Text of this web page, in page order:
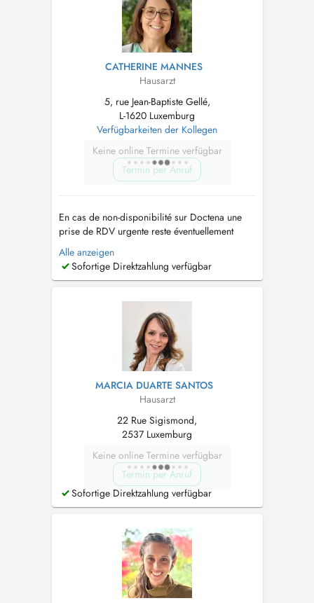
CATHERINE MANNES
Hausarzt
5, rue Jean-Baptiste Gellé,
L-1620 Luxemburg
Verfügbarkeiten der Kollegen
Keine online Termine verfügbar
Termin per Anruf
En cas de non-disponibilité sur Doctena une
prise de RDV urgente reste éventuellement
possible en appelant le secretariat au 26 48 11
12. If there is no availability on Doctena you
might try to call the secretary directly 26 48 11
weekend veuillez vous ...
Alle anzeigen
Sofortige Direktzahlung verfügbar
MARCIA DUARTE SANTOS
Hausarzt
22 Rue Sigismond,
2537 Luxemburg
Keine online Termine verfügbar
Termin per Anruf
Sofortige Direktzahlung verfügbar